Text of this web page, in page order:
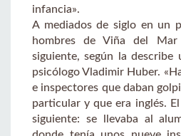
infancia».
A mediados de siglo en un
hombres de Viña del
siguiente, según la describe
psicólogo Vladimir Huber.
e inspectores que daban
particular y que era inglés.
siguiente: se llevaba al